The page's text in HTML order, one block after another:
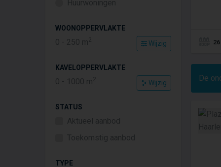
Huurwoningen
WOONOPPERVLAKTE
0 - 250 m2 Wijzig
KAVELOPPERVLAKTE
0 - 1000 m2 Wijzig
STATUS
Aktueel aanbod
Toekomstig aanbod
TYPE
26
De